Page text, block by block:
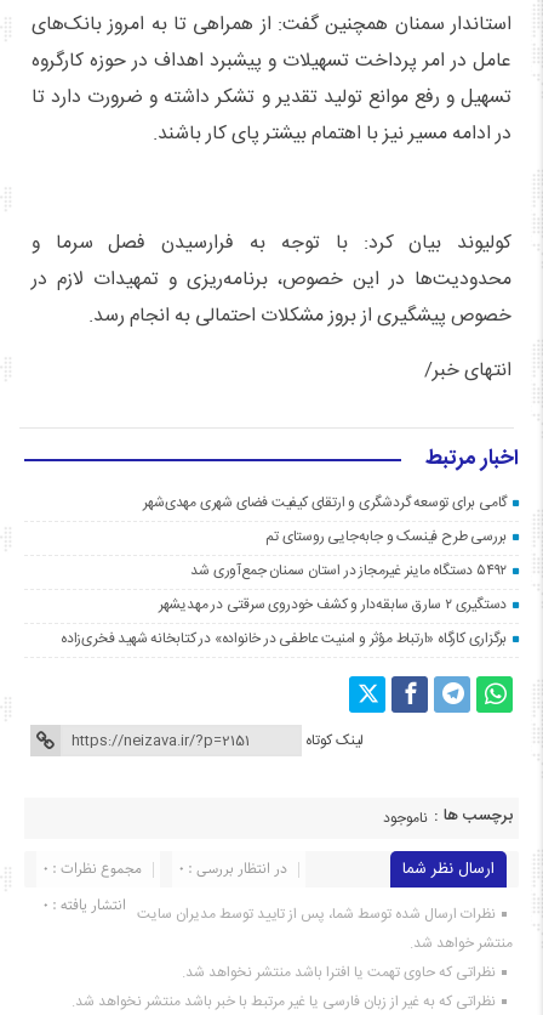
استاندار سمنان همچنین گفت: از همراهی تا به امروز بانک‌های
عامل در امر پرداخت تسهیلات و پیشبرد اهداف در حوزه کارگروه
تسهیل و رفع موانع تولید تقدیر و تشکر داشته و ضرورت دارد تا
در ادامه مسیر نیز با اهتمام بیشتر پای کار باشند.
کولیوند بیان کرد: با توجه به فرارسیدن فصل سرما و
محدودیت‌ها در این خصوص، برنامه‌ریزی و تمهیدات لازم در
خصوص پیشگیری از بروز مشکلات احتمالی به انجام رسد.
انتهای خبر/
اخبار مرتبط
گامی برای توسعه گردشگری و ارتقای کیفیت فضای شهری مهدی‌شهر
بررسی طرح فینسک و جابه‌جایی روستای تم
۵۴۹۲ دستگاه ماینر غیرمجاز در استان سمنان جمع‌آوری شد
دستگیری ۲ سارق سابقه‌دار و کشف خودروی سرقتی در مهدیشهر
برگزاری کارگاه «ارتباط مؤثر و امنیت عاطفی در خانواده» در کتابخانه شهید فخری‌زاده
لینک کوتاه
برچسب ها : ناموجود
ارسال نظر شما مجموع نظرات : 0
در انتظار بررسی : 0
انتشار یافته : ۰ نظرات ارسال شده توسط شما، پس از تایید توسط مدیران سایت
منتشر خواهد شد.
نظراتی که حاوی تهمت یا افترا باشد منتشر نخواهد شد.
نظراتی که به غیر از زبان فارسی یا غیر مرتبط با خبر باشد منتشر نخواهد شد.